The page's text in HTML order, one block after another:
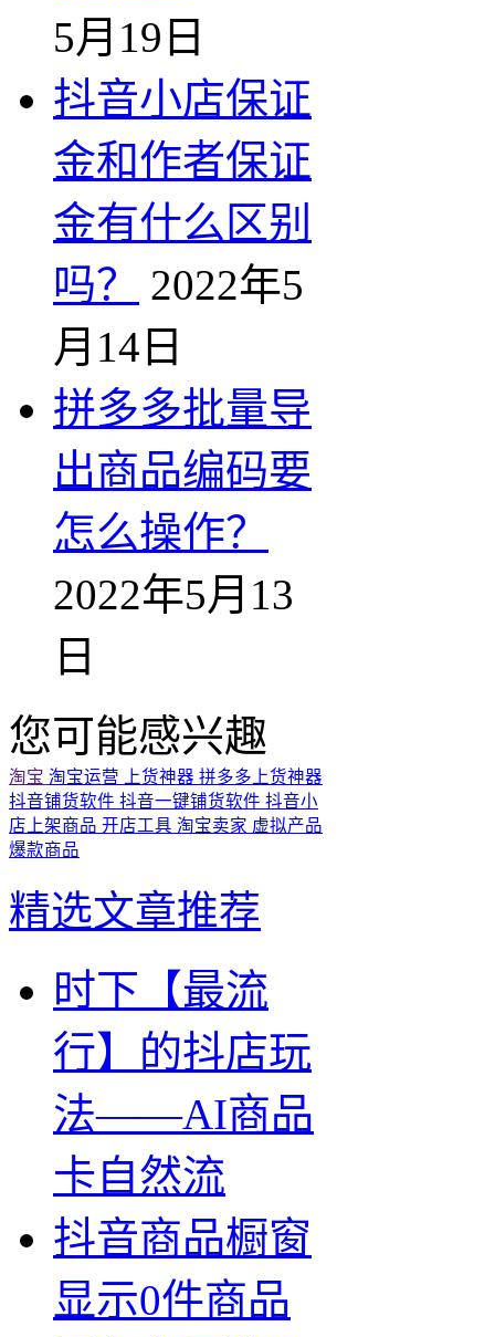
5月19日
抖音小店保证
金和作者保证
金有什么区别
吗？
2022年5
月14日
拼多多批量导
出商品编码要
怎么操作？
2022年5月13
日
您可能感兴趣
淘宝 淘宝运营 上货神器 拼多多上货神器
抖音铺货软件 抖音一键铺货软件 抖音小
店上架商品 开店工具 淘宝卖家 虚拟产品
爆款商品
精选文章推荐
时下【最流
行】的抖店玩
法——AI商品
卡自然流
抖音商品橱窗
显示0件商品